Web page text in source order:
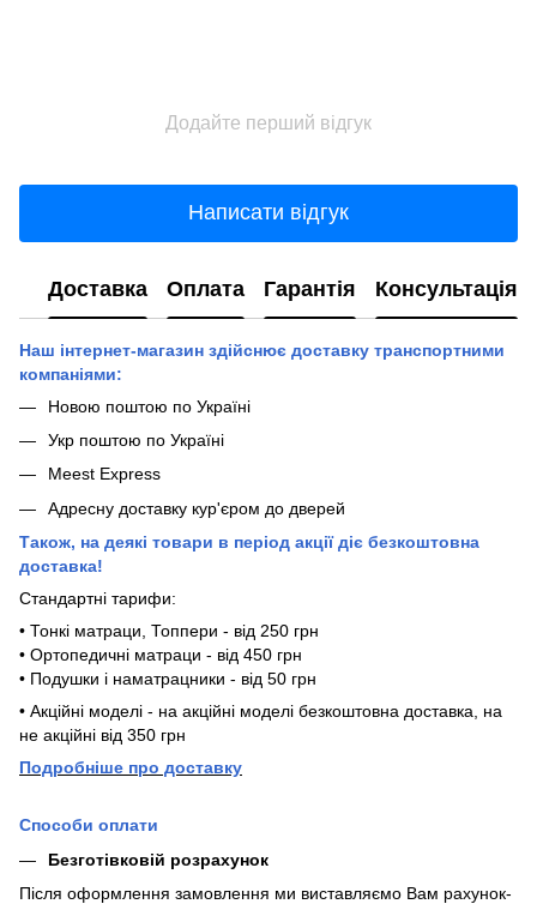
Додайте перший відгук
Написати відгук
Доставка Оплата Гарантія Консультація
Наш інтернет-магазин здійснює доставку транспортними
компаніями:
Новою поштою по Україні
Укр поштою по Україні
Meest Express
Адресну доставку кур'єром до дверей
Також, на деякі товари в період акції діє безкоштовна
доставка!
Стандартні тарифи:
• Тонкі матраци, Топпери - від 250 грн
• Ортопедичні матраци - від 450 грн
• Подушки і наматрацники - від 50 грн
• Акційні моделі - на акційні моделі безкоштовна доставка, на
не акційні від 350 грн
Подробніше про доставку
Способи оплати
Безготівковій розрахунок
Після оформлення замовлення ми виставляємо Вам рахунок-